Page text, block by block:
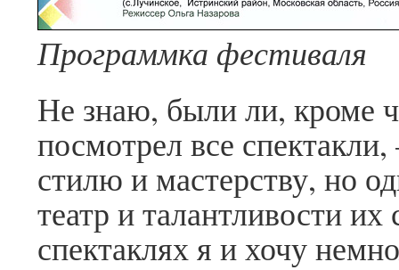
Программка фестиваля
Не знаю, были ли, кроме
посмотрел все
стилю и мастерству, но
театр и талантливости
спектаклях я и хочу